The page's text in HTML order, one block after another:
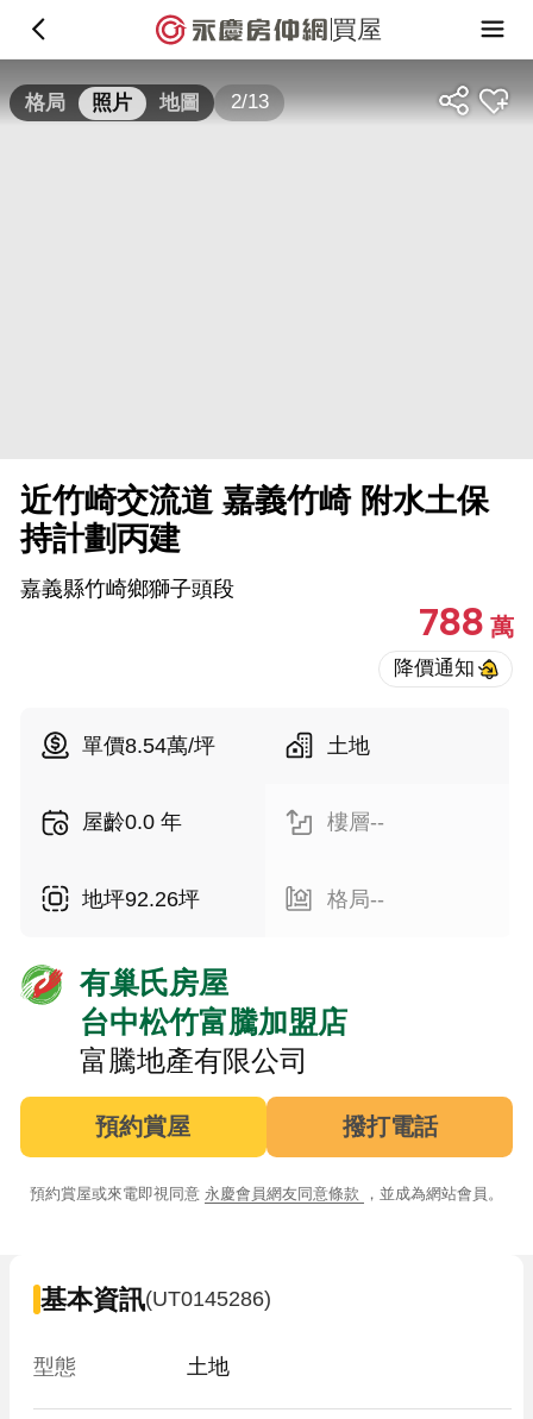
買屋
格局 照片 地圖 2/13
近竹崎交流道 嘉義竹崎 附水土保
持計劃丙建
嘉義縣竹崎鄉獅子頭段
788萬
單價8.54萬/坪 土地
屋齡0.0 年 樓層--
地坪92.26坪 格局--
有巢氏房屋
台中松竹富騰加盟店
富騰地產有限公司
預約賞屋 撥打電話
預約賞屋或來電即視同意 永慶會員網友同意條款 ，並成為網站會員。
基本資訊(UT0145286)
型態 土地